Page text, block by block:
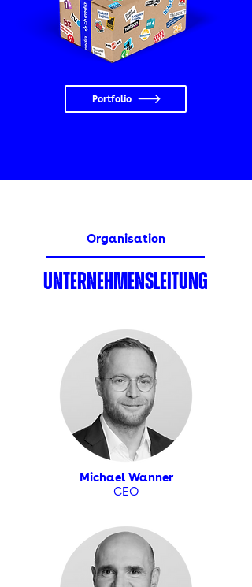
Portfolio
Organisation
UNTERNEHMENSLEITUNG
Michael Wanner
CEO